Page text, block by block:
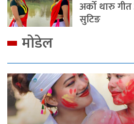
अर्को थारु
सुटिङ
मोडेल